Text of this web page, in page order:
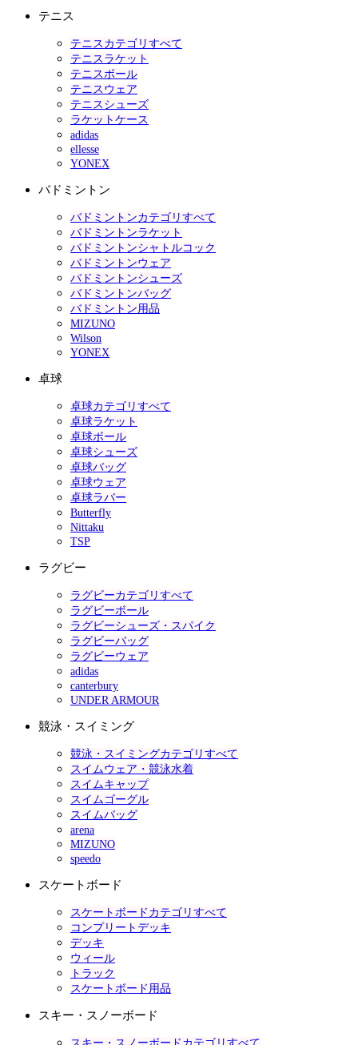
テニス
テニスカテゴリすべて
テニスラケット
テニスボール
テニスウェア
テニスシューズ
ラケットケース
adidas
ellesse
YONEX
バドミントン
バドミントンカテゴリすべて
バドミントンラケット
バドミントンシャトルコック
バドミントンウェア
バドミントンシューズ
バドミントンバッグ
バドミントン用品
MIZUNO
Wilson
YONEX
卓球
卓球カテゴリすべて
卓球ラケット
卓球ボール
卓球シューズ
卓球バッグ
卓球ウェア
卓球ラバー
Butterfly
Nittaku
TSP
ラグビー
ラグビーカテゴリすべて
ラグビーボール
ラグビーシューズ・スパイク
ラグビーバッグ
ラグビーウェア
adidas
canterbury
UNDER ARMOUR
競泳・スイミング
競泳・スイミングカテゴリすべて
スイムウェア・競泳水着
スイムキャップ
スイムゴーグル
スイムバッグ
arena
MIZUNO
speedo
スケートボード
スケートボードカテゴリすべて
コンプリートデッキ
デッキ
ウィール
トラック
スケートボード用品
スキー・スノーボード